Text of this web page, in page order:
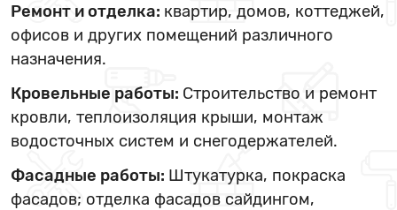
Ремонт и отделка: квартир, домов, коттеджей,
офисов и других помещений различного
назначения.
Кровельные работы: Строительство и ремонт
кровли, теплоизоляция крыши, монтаж
водосточных систем и снегодержателей.
Фасадные работы: Штукатурка, покраска
фасадов; отделка фасадов сайдингом,